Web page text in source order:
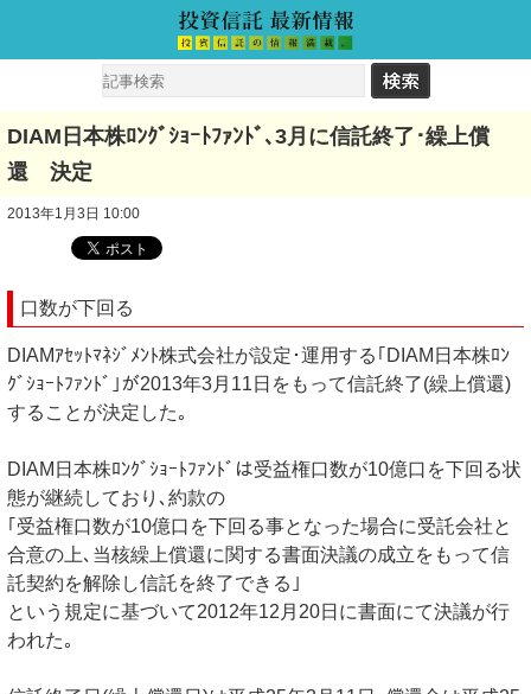
DIAM日本株ﾛﾝｸﾞｼｮｰﾄﾌｧﾝﾄﾞ､3月に信託終了･繰上償
還 決定
2013年1月3日 10:00
口数が下回る
DIAMｱｾｯﾄﾏﾈｼﾞﾒﾝﾄ株式会社が設定･運用する｢DIAM日本株ﾛﾝ
ｸﾞｼｮｰﾄﾌｧﾝﾄﾞ｣が2013年3月11日をもって信託終了(繰上償還)
することが決定した｡
DIAM日本株ﾛﾝｸﾞｼｮｰﾄﾌｧﾝﾄﾞは受益権口数が10億口を下回る状
態が継続しており､約款の
｢受益権口数が10億口を下回る事となった場合に受託会社と
合意の上､当核繰上償還に関する書面決議の成立をもって信
託契約を解除し信託を終了できる｣
という規定に基づいて2012年12月20日に書面にて決議が行
われた｡